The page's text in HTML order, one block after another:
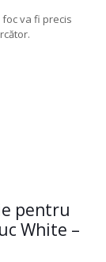
foc va fi precis
pentru
White –